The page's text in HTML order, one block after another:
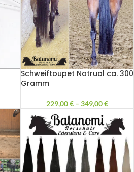
Schweiftoupet Natrual ca. 300
Gramm
229,00€– 349,00€